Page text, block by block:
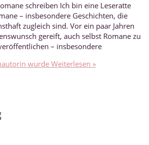
schreiben Ich bin eine Leseratte
– insbesondere Geschichten, die
zugleich sind. Vor ein paar Jahren
gereift, auch selbst Romane zu
– insbesondere
wurdeWeiterlesen »